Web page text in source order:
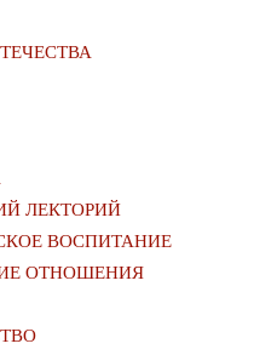
ЛЕКТОРИЙ
ВОСПИТАНИЕ
ОТНОШЕНИЯ